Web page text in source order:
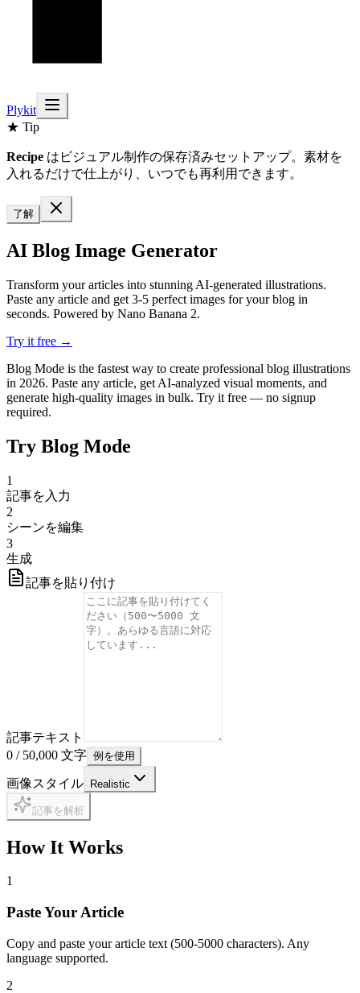
Plykit
★ Tip
Recipe はビジュアル制作の保存済みセットアップ。素材を
入れるだけで仕上がり、いつでも再利用できます。
了解
AI Blog Image Generator
Transform your articles into stunning AI-generated illustrations.
Paste any article and get 3-5 perfect images for your blog in
seconds. Powered by Nano Banana 2.
Try it free →
Blog Mode is the fastest way to create professional blog illustrations
in 2026. Paste any article, get AI-analyzed visual moments, and
generate high-quality images in bulk. Try it free — no signup
required.
Try Blog Mode
1
記事を入力
2
シーンを編集
3
生成
記事を貼り付け
記事テキスト
0 / 50,000 文字 例を使用
画像スタイル Realistic
記事を解析
How It Works
1
Paste Your Article
Copy and paste your article text (500-5000 characters). Any
language supported.
2